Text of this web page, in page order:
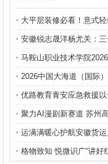
大平层装修必看！意式轻
我就找这家工厂
安徽锐志晟洋杨尤关：
耕坚守实业初心
马鞍山职业技术学院
生指南
2026中国大海道（国际
力赛新闻发布会在国家
启幕
优路教育青安应急救援
育助推应急管理现代化
聚力AI漫剧新赛道 苏州
全产业链生态
运满满暖心护航安徽货
安启程福运满满
格物致知 悦微识广“讲好